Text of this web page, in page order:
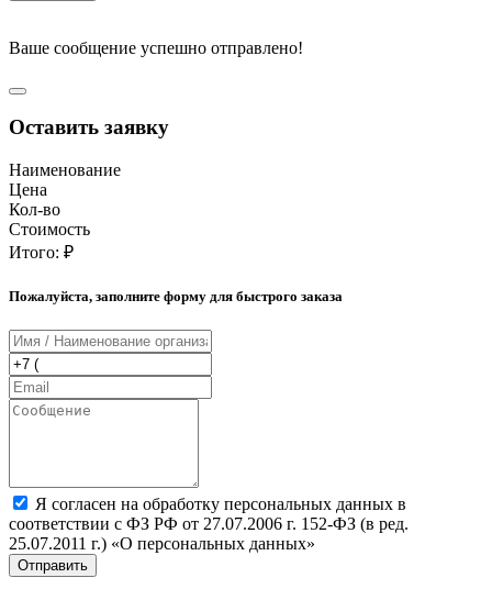
Ваше сообщение успешно отправлено!
Оставить заявку
Наименование
Цена
Кол-во
Стоимость
Итого: ₽
Пожалуйста, заполните форму для быстрого заказа
Я согласен на обработку персональных данных в
соответствии с ФЗ РФ от 27.07.2006 г. 152-ФЗ (в ред.
25.07.2011 г.) «О персональных данных»
Отправить